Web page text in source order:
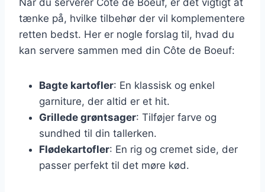
tænke på, hvilke tilbehør der vil komplementere
retten bedst. Her er nogle forslag til, hvad du
kan servere sammen med din Côte de Boeuf:
Bagte kartofler: En klassisk og enkel
garniture, der altid er et hit.
Grillede grøntsager: Tilføjer farve og
sundhed til din tallerken.
Flødekartofler: En rig og cremet side, der
passer perfekt til det møre kød.